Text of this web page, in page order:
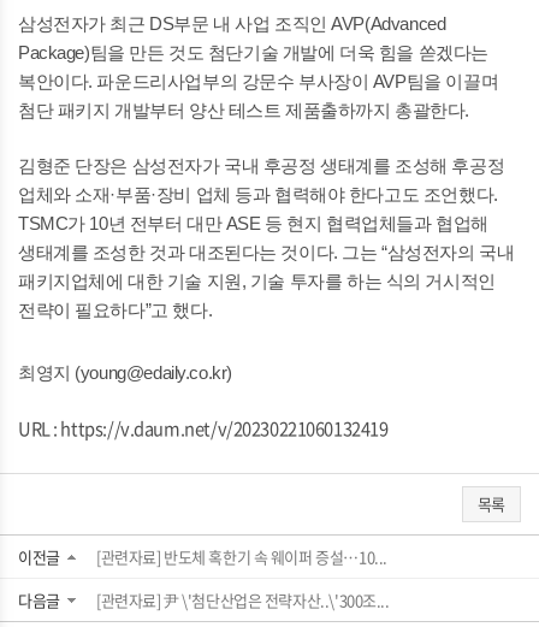
삼성전자가 최근 DS부문 내 사업 조직인 AVP(Advanced
Package)팀을 만든 것도 첨단기술 개발에 더욱 힘을 쏟겠다는
복안이다. 파운드리사업부의 강문수 부사장이 AVP팀을 이끌며
첨단 패키지 개발부터 양산 테스트 제품출하까지 총괄한다.
김형준 단장은 삼성전자가 국내 후공정 생태계를 조성해 후공정
업체와 소재·부품·장비 업체 등과 협력해야 한다고도 조언했다.
TSMC가 10년 전부터 대만 ASE 등 현지 협력업체들과 협업해
생태계를 조성한 것과 대조된다는 것이다. 그는 “삼성전자의 국내
패키지업체에 대한 기술 지원, 기술 투자를 하는 식의 거시적인
전략이 필요하다”고 했다.
최영지 (young@edaily.co.kr)
URL :https://v.daum.net/v/20230221060132419
목록
이전글
[관련자료] 반도체 혹한기 속 웨이퍼 증설…10...
다음글
[관련자료] 尹 \'첨단산업은 전략자산..\'300조...